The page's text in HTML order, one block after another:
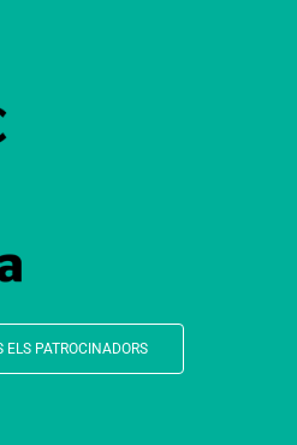
ELS PATROCINADORS